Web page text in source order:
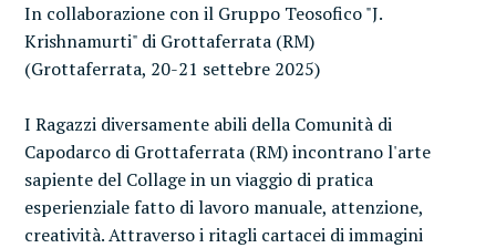
In collaborazione con il Gruppo Teosofico "J.
Krishnamurti" di Grottaferrata (RM)
(Grottaferrata, 20-21 settebre 2025)
I Ragazzi diversamente abili della Comunità di
Capodarco di Grottaferrata (RM) incontrano l'arte
sapiente del Collage in un viaggio di pratica
esperienziale fatto di lavoro manuale, attenzione,
creatività. Attraverso i ritagli cartacei di immagini